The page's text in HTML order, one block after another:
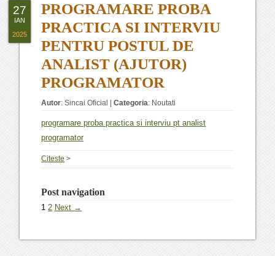
PROGRAMARE PROBA
PRACTICA SI INTERVIU
PENTRU POSTUL DE
ANALIST (AJUTOR)
PROGRAMATOR
Autor:Sincai Oficial |Categoria: Noutati
programare proba practica si interviu pt analist
programator
Citeste >
27
IAN
2025
Post navigation
1 2 Next →